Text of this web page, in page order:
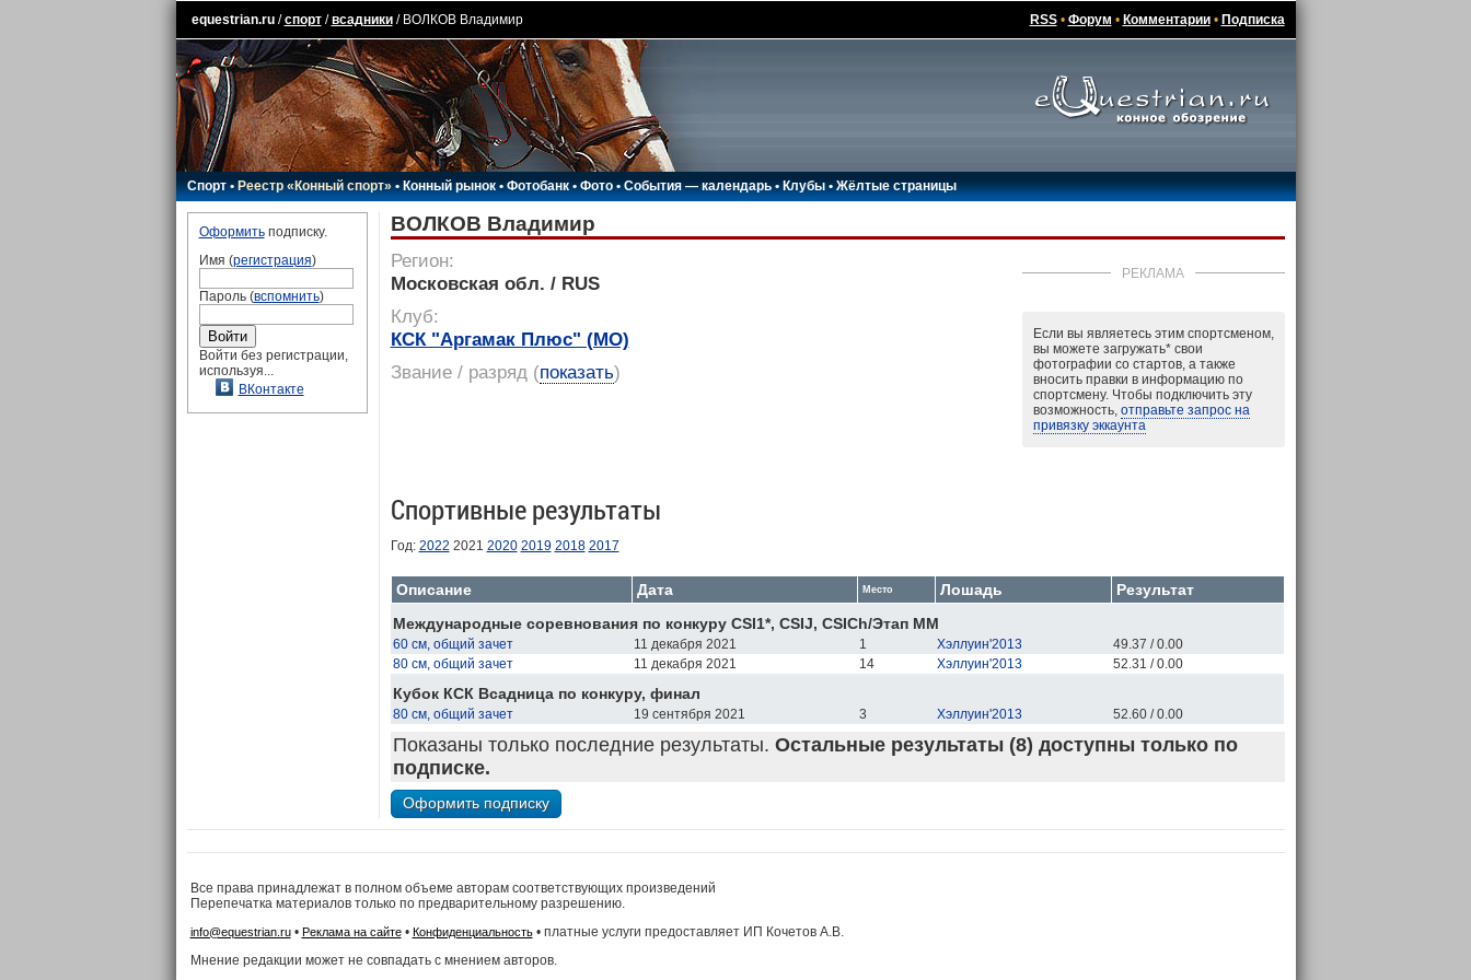
equestrian.ru/спорт/всадники/ ВОЛКОВ Владимир RSS• Форум • Комментарии• Подписка
Спорт•Реестр «Конный спорт»•Конный рынок•Фотобанк •Фото•События — календарь•Клубы •Жёлтые страницы
Оформитьподписку.
Имя (регистрация)
Пароль (вспомнить)
Войти без регистрации,
используя...
ВКонтакте
ВОЛКОВ Владимир
РЕКЛАМА
Если вы являетесь этим спортсменом,
вы можете загружать*свои
фотографии со стартов, а также
вносить правки в информацию по
спортсмену. Чтобы подключить эту
возможность, отправьте запрос на
привязку эккаунта
Регион:
Московская обл. / RUS
Клуб:
КСК "Аргамак Плюс" (МО)
Звание / разряд(показать)
Спортивные результаты
Год: 2022 2021 2020 2019 2018 2017
Описание Дата Место Лошадь
Результат
Международные соревнования по конкуру CSI1*, CSIJ, CSIСh/Этап ММ
60 см, общий зачет 11 декабря 2021 1 Хэллуин'2013
49.37 / 0.00
80 см, общий зачет
11 декабря 2021 14 Хэллуин'2013 52.31 / 0.00
Кубок КСК Всадница по конкуру, финал
80 см, общий зачет 19 сентября 2021 3 Хэллуин'2013 52.60 / 0.00
Показаны только последние результаты. Остальные результаты (8) доступны только по
подписке.
Все права принадлежат в полном объеме авторам соответствующих произведений
Перепечатка материалов только по предварительному разрешению.
info@equestrian.ru• Реклама на сайте• Конфиденциальность• платные услуги предоставляет ИП Кочетов А.В.
Мнение редакции может не совпадать с мнением авторов.